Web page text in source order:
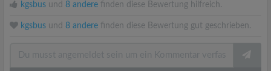
kgsbus und 8 andere finden diese Bewertung hilfreich.
kgsbus und 8 andere finden diese Bewertung gut geschrieben.